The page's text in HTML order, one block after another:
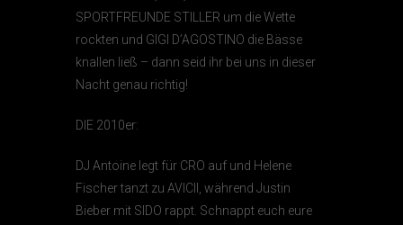
SPORTFREUNDE STILLER um die Wette
rockten und GIGI D’AGOSTINO die Bässe
knallen ließ – dann seid ihr bei uns in dieser
Nacht genau richtig!
DIE 2010er:
DJ Antoine legt für CRO auf und Helene
Fischer tanzt zu AVICII, während Justin
Bieber mit SIDO rappt. Schnappt euch eure